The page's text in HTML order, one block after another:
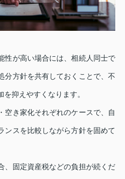
性が高い場合には、相続人同士で
分方針を共有しておくことで、不
抑えやすくなります。
空き家化それぞれのケースで、自
ンスを比較しながら方針を固めて
、固定資産税などの負担が続くだ